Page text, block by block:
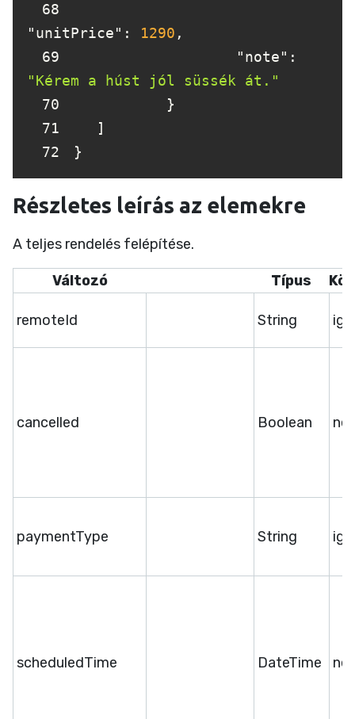
68
"unitPrice" : 1290
69
"note"
"Kérem a húst jól süssék át."
70
71
72
}
Részletes leírás az elemekre
A teljes rendelés felépítése.
Változó Típus
remoteId String
cancelled Boolean
paymentType String
scheduledTime DateTime